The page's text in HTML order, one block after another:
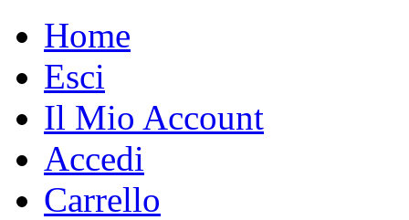
Home
Esci
Il Mio Account
Accedi
Carrello